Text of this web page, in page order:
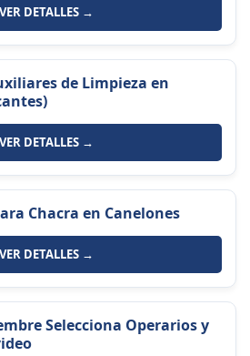
VER DETALLES →
de Limpieza en
VER DETALLES →
Chacra en Canelones
VER DETALLES →
Selecciona Operarios y